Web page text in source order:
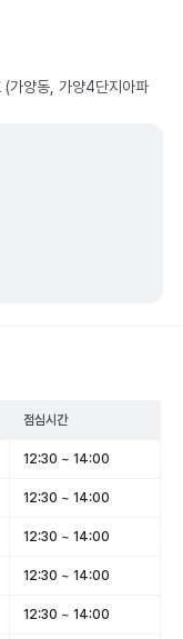
가양동, 가양4단지아파
점심시간
12:30 ~ 14:00
12:30 ~ 14:00
12:30 ~ 14:00
12:30 ~ 14:00
12:30 ~ 14:00